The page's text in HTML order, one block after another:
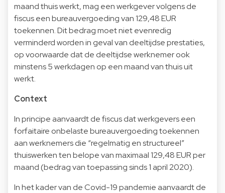
maand thuis werkt, mag een werkgever volgens de
fiscus een bureauvergoeding van 129,48 EUR
toekennen. Dit bedrag moet niet evenredig
verminderd worden in geval van deeltijdse prestaties,
op voorwaarde dat de deeltijdse werknemer ook
minstens 5 werkdagen op een maand van thuis uit
werkt.
Context
In principe aanvaardt de fiscus dat werkgevers een
forfaitaire onbelaste bureauvergoeding toekennen
aan werknemers die “regelmatig en structureel”
thuiswerken ten belope van maximaal 129,48 EUR per
maand (bedrag van toepassing sinds 1 april 2020).
In het kader van de Covid-19 pandemie aanvaardt de